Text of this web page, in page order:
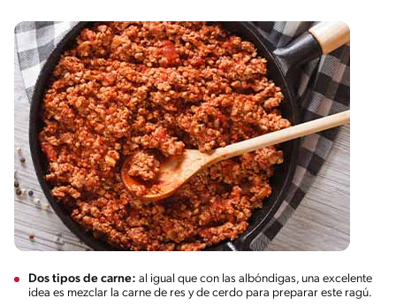
Dos tipos de carne: al igual que con las albóndigas, una excelente
idea es mezclar la carne de res y de cerdo para preparar este ragú.